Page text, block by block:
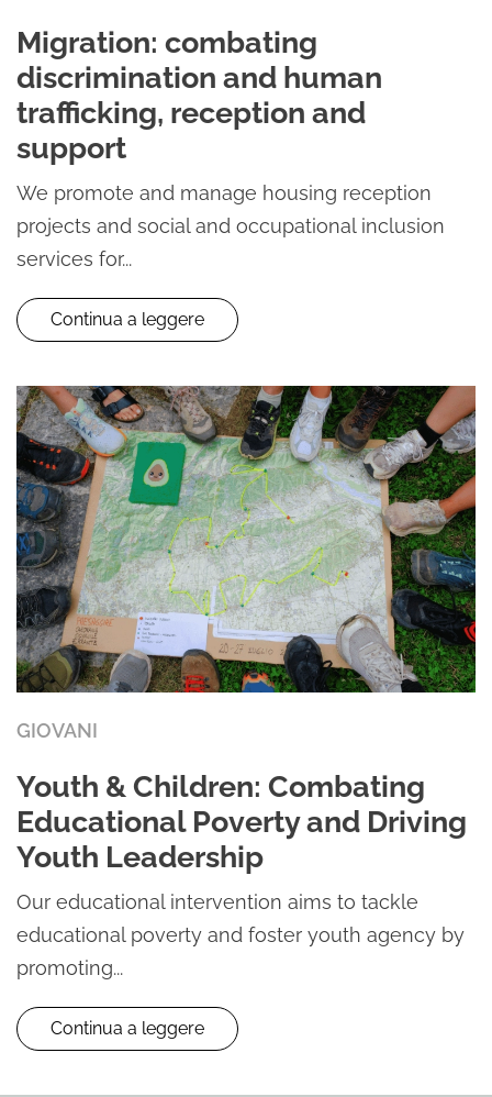
Migration: combating
discrimination and human
trafficking, reception and
support
We promote and manage housing reception
projects and social and occupational inclusion
services for...
Continua a leggere
GIOVANI
Youth & Children: Combating
Educational Poverty and Driving
Youth Leadership
Our educational intervention aims to tackle
educational poverty and foster youth agency by
promoting...
Continua a leggere